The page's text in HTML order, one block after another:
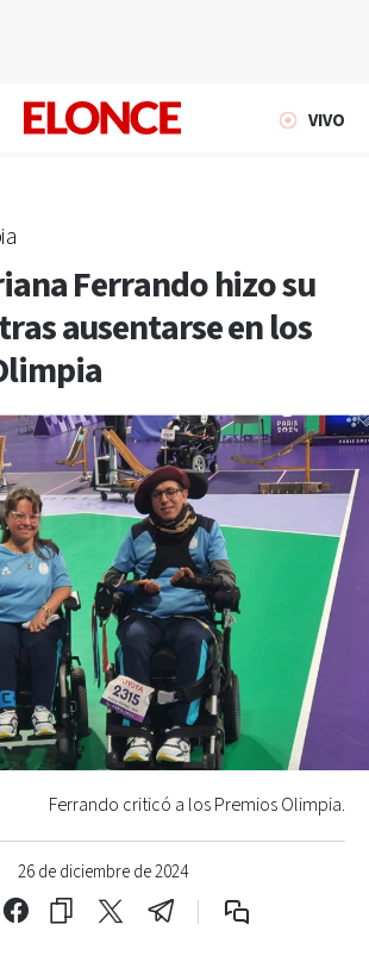
VIVO
Ferrando hizo su
ausentarse en los
26 de diciembre de 2024
Ferrando criticó a los Premios Olimpia.